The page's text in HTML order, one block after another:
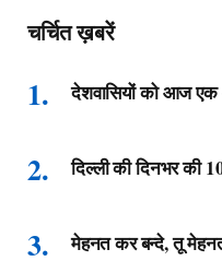
चर्चित ख़बरें
देशवासियों को आज
दिल्ली की दिनभर की
मेहनत कर बन्दे, तू